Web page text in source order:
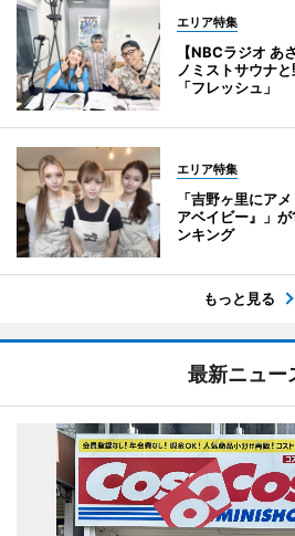
エリア特集
【NBCラジオ
ノミストサウナ
「フレッシュ」
エリア特集
「吉野ヶ里にア
アベイビー』」
ンキング
もっと見る
最新ニュー